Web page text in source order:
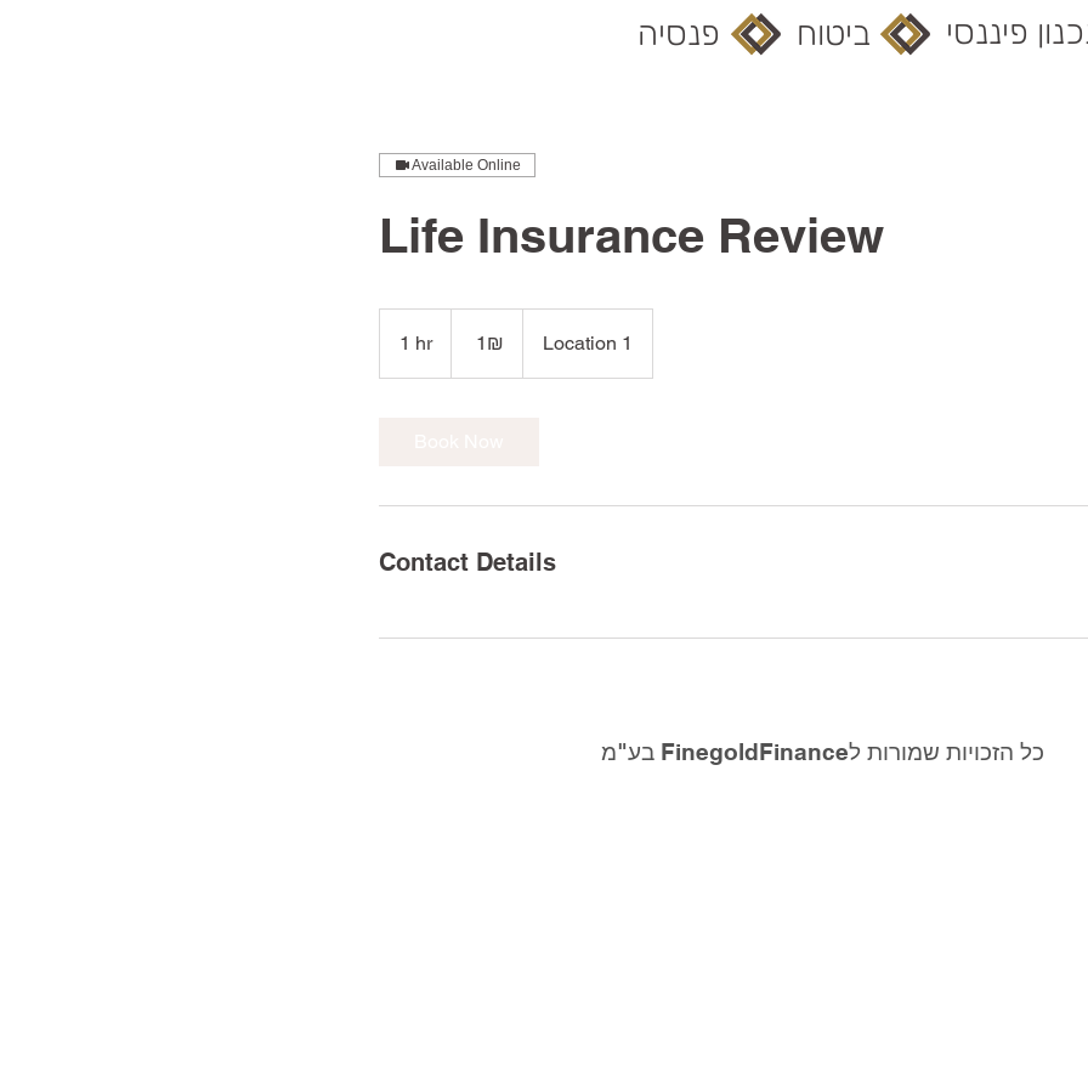
פיננסי ביטוח פנסיה
Available Online
Life Insurance Review
1 hr1
h
‏1 ‏₪ Location 1
Contact Details
כל הזכויות שמורות לFinegoldFinance בע"מ